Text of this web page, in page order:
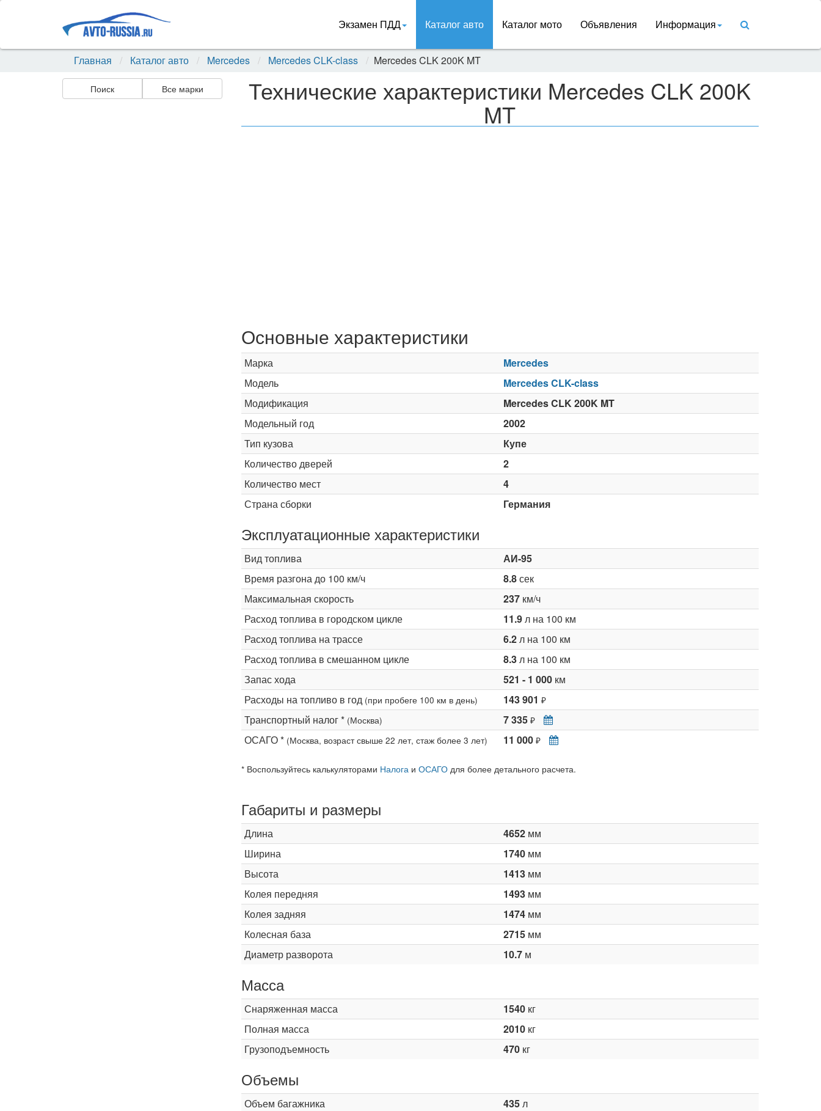
Экзамен ПДД Каталог авто Каталог мото Объявления Информация
Главная Каталог авто Mercedes Mercedes CLK-class Mercedes CLK 200K MT
Поиск Все марки Технические характеристики Mercedes CLK 200K
MT
Основные характеристики
Марка
Mercedes
Модель
Mercedes CLK-class
Модификация
Mercedes CLK 200K MT
Модельный год
2002
Тип кузова
Купе
Количество дверей
2
Количество мест
4
Страна сборки
Германия
Эксплуатационные характеристики
Вид топлива
АИ-95
Время разгона до 100 км/ч
8.8сек
Максимальная скорость
237км/ч
Расход топлива в городском цикле
11.9л на 100 км
Расход топлива на трассе
6.2л на 100 км
Расход топлива в смешанном цикле
8.3л на 100 км
Запас хода
521 - 1 000км
Расходы на топливо в год (при пробеге 100 км в день) 143 901 ₽
Транспортный налог * (Москва) 7 335 ₽
ОСАГО * (Москва, возраст свыше 22 лет, стаж более 3 лет) 11 000 ₽
* Воспользуйтесь калькуляторами Налогаи ОСАГОдля более детального расчета.
Габариты и размеры
Длина 4652мм
Ширина
1740мм
Высота
1413мм
Колея передняя
1493мм
Колея задняя
1474мм
Колесная база
2715мм
Диаметр разворота
10.7м
Масса
Снаряженная масса 1540кг
Полная масса
2010кг
Грузоподъемность
470кг
Объемы
Объем багажника 435л